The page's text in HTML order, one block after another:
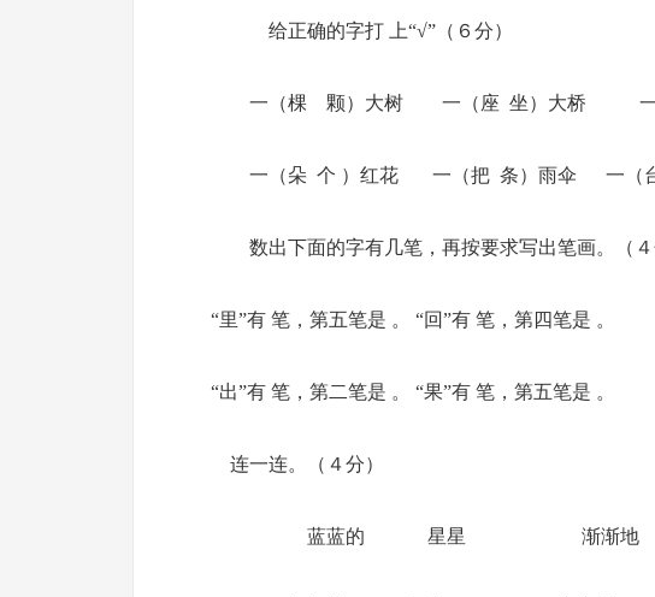
给正确的字打 上“√”（６分）
一（棵 颗）大树 一（座 坐）大桥 一
一（朵 个 ）红花 一（把 条）雨伞 一（
数出下面的字有几笔，再按要求写出笔画。（４
“里”有 笔，第五笔是 。 “回”有 笔，第四笔是 。
“出”有 笔，第二笔是 。 “果”有 笔，第五笔是 。
连一连。（４分）
蓝蓝的 星星 渐渐